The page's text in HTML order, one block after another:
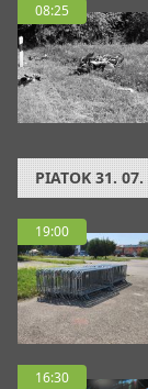
08:25
PIATOK 31. 07.
19:00
16:30